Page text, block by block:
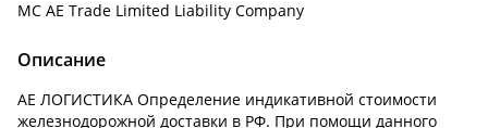
MC AE Trade Limited Liability Company
Описание
АЕ ЛОГИСТИКА Определение индикативной стоимости
железнодорожной доставки в РФ. При помощи данного